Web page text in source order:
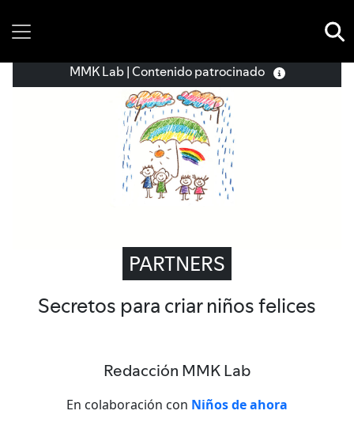
MMK Lab | Contenido patrocinado
PARTNERS
Secretos para criar niños felices
Redacción MMK Lab
En colaboración con Niños de ahora